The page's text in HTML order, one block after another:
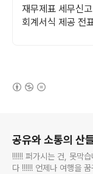
재무제표 세무신
회계서식 제공 전
공유와 소통의 산
!!!!!! 퍼가시는 건, 못막
다 !!!!!! 언제나 여행을